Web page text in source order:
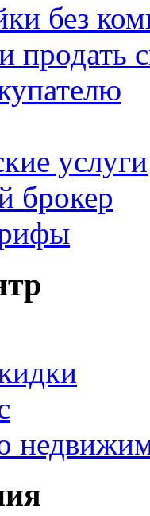
без
продать
услуги
брокер